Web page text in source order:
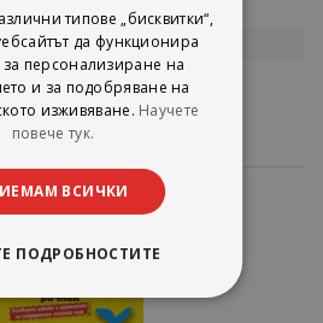
типове „бисквитки“,
да функционира
персонализиране на
и за подобряване на
изживяване. Научете
повече тук.
ВСИЧКИ
ПОДРОБНОСТИТЕ